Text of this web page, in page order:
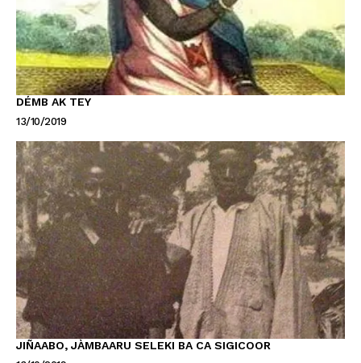
DÉMB AK TEY
13/10/2019
JIÑAABO, JÀMBAARU SELEKI BA CA SIGICOOR